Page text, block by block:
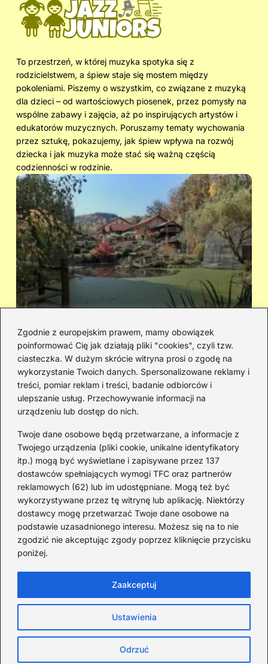
Zgodnie z europejskim prawem, mamy obowiązek
poinformować Cię jak działają pliki "cookies", czyli tzw.
ciasteczka. W dużym skrócie witryna prosi o zgodę na
wykorzystanie Twoich danych. Spersonalizowane reklamy i
treści, pomiar reklam i treści, badanie odbiorców i
ulepszanie usług. Przechowywanie informacji na
urządzeniu lub dostęp do nich.
Twoje dane osobowe będą przetwarzane, a informacje z
Twojego urządzenia (pliki cookie, unikalne identyfikatory
itp.) mogą być wyświetlane i zapisywane przez 137
dostawców spełniających wymogi TFC oraz partnerów
reklamowych (62) lub im udostępniane. Mogą też być
wykorzystywane przez tę witrynę lub aplikację. Niektórzy
dostawcy mogę przetwarzać Twoje dane osobowe na
podstawie uzasadnionego interesu. Możesz się na to nie
zgodzić nie akceptując zgody poprzez kliknięcie przycisku
poniżej.
Ustawienia
Odrzuć
Zaakceptuj
To przestrzeń, w której muzyka spotyka się z
rodzicielstwem, a śpiew staje się mostem między
pokoleniami. Piszemy o wszystkim, co związane z muzyką
dla dzieci – od wartościowych piosenek, przez pomysły na
wspólne zabawy i zajęcia, aż po inspirujących artystów i
edukatorów muzycznych. Poruszamy tematy wychowania
przez sztukę, pokazujemy, jak śpiew wpływa na rozwój
dziecka i jak muzyka może stać się ważną częścią
codzienności w rodzinie.
Cicha woda — kto śpiewał i jaka jest
historia piosenki
Redakcja
JazzJuniors.pl to miejsce dla rodziców, nauczycieli,
animatorów i wszystkich, którzy wierzą, że muzyka to coś
więcej niż dźwięki – to emocje, relacje i wspomnienia.
Szukasz inspiracji do rodzinnego śpiewania?
Redakcja: Monika Zawadzka
Piłsudskiego 211AD, 14-714 Kielce
733 311 7511
Copyright © jazzjuniors.pl
O Jazz Juniors
Prywatność
Ciasteczka
Zasady użytkowania Kontakt